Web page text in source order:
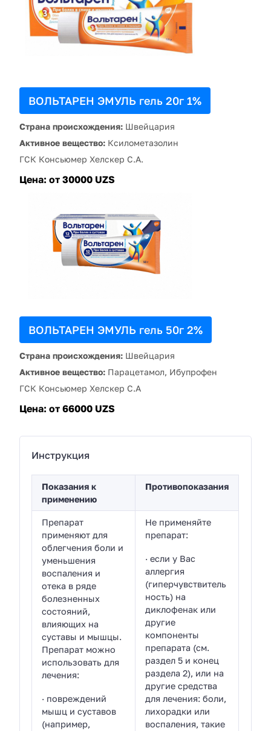
ВОЛЬТАРЕН ЭМУЛЬ гель 20г 1%
Страна происхождения: Швейцария
Активное вещество: Ксилометазолин
ГСК Консьюмер Хелскер С.А.
Цена: от 30000 UZS
ВОЛЬТАРЕН ЭМУЛЬ гель 50г 2%
Страна происхождения: Швейцария
Активное вещество: Парацетамол, Ибупрофен
ГСК Консьюмер Хелскер С.А
Цена: от 66000 UZS
Инструкция
Показания к
применению
Противопоказания
Препарат
применяют для
облегчения боли и
уменьшения
воспаления и
отека в ряде
болезненных
состояний,
влияющих на
суставы и мышцы.
Препарат можно
использовать для
лечения:
· повреждений
мышц и суставов
(например,
Не применяйте
препарат:
· если у Вас
аллергия
(гиперчувствитель
ность) на
диклофенак или
другие
компоненты
препарата (см.
раздел 5 и конец
раздела 2), или на
другие средства
для лечения: боли,
лихорадки или
воспаления, такие